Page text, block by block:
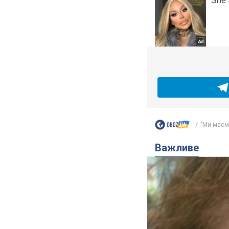
"Ми
Важливе